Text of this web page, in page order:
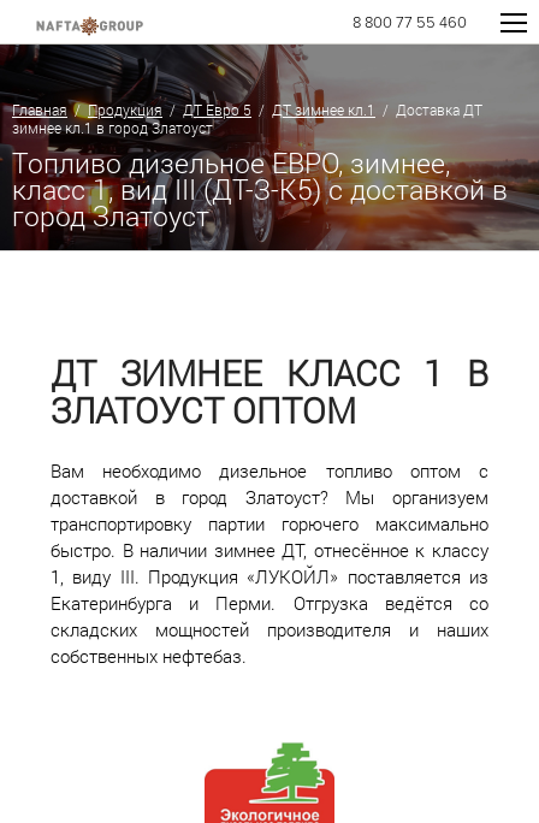
8 800 77 55 460
Главная/Продукция/ДТ Евро 5 / ДТ зимнее кл.1
/ Доставка ДТ
зимнее кл.1 в город Златоуст
Топливо дизельное ЕВРО, зимнее,
класс 1, вид III (ДТ-З-К5) с доставкой в
город Златоуст
ДТ ЗИМНЕЕ КЛАСС 1 В
ЗЛАТОУСТ ОПТОМ
Вам необходимо дизельное топливо оптом с
доставкой в город Златоуст? Мы организуем
транспортировку партии горючего максимально
быстро. В наличии зимнее ДТ, отнесённое к классу
1, виду III. Продукция «ЛУКОЙЛ» поставляется из
Екатеринбурга и Перми. Отгрузка ведётся со
складских мощностей производителя и наших
собственных нефтебаз.